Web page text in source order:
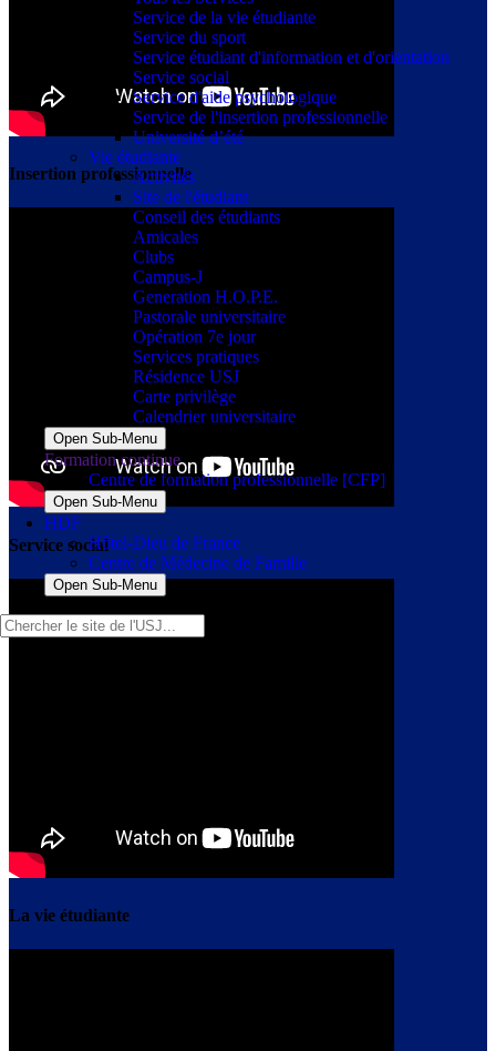
Service de la vie étudiante
Service du sport
Service étudiant d'information et d'orientation
Service social
Service d'aide psychologique
Service de l'insertion professionnelle
Université d’été
Vie étudiante
Activités
Site de l'étudiant
Conseil des étudiants
Amicales
Clubs
Campus-J
Generation H.O.P.E.
Pastorale universitaire
Opération 7e jour
Services pratiques
Résidence USJ
Carte privilège
Calendrier universitaire
Open Sub-Menu
Formation continue
Centre de formation professionnelle [CFP]
Open Sub-Menu
HDF
Hôtel-Dieu de France
Centre de Médecine de Famille
Open Sub-Menu
Insertion professionnelle
Service social
La vie étudiante